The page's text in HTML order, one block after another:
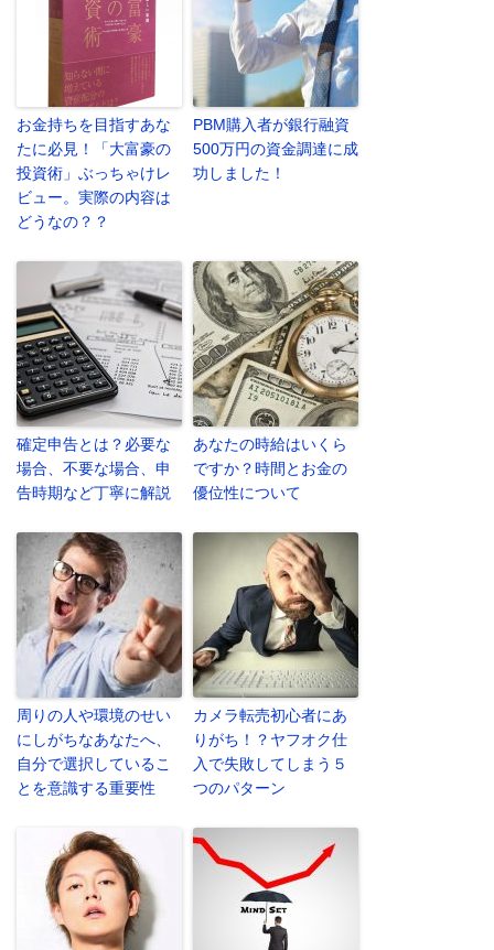
お金持ちを目指すあな
たに必見！「大富豪の
投資術」ぶっちゃけレ
ビュー。実際の内容は
どうなの？？
PBM購入者が銀行融資
500万円の資金調達に成
功しました！
確定申告とは？必要な
場合、不要な場合、申
告時期など丁寧に解説
あなたの時給はいくら
ですか？時間とお金の
優位性について
周りの人や環境のせい
にしがちなあなたへ、
自分で選択しているこ
とを意識する重要性
カメラ転売初心者にあ
りがち！？ヤフオク仕
入で失敗してしまう５
つのパターン